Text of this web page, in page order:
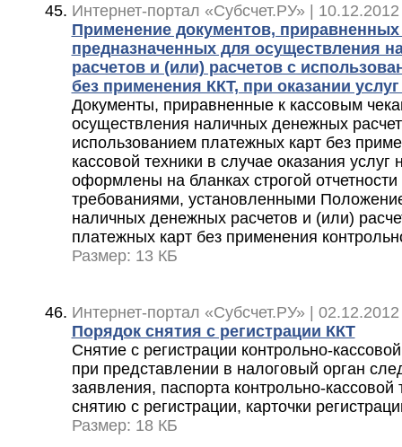
Интернет-портал «Субсчет.РУ» |
Применение документов,
предназначенных для осуществления
расчетов и (или) расчетов с
без применения ККТ, при оказании
Документы, приравненные к кассовым
осуществления наличных денежных
использованием платежных карт без
кассовой техники в случае оказания
оформлены на бланках строгой отчетности
требованиями, установленными
наличных денежных расчетов и (или)
платежных карт без применения
Размер: 13 КБ
Интернет-портал «Субсчет.РУ» |
Порядок снятия с регистрации ККТ
Снятие с регистрации контрольно-
при представлении в налоговый орган
заявления, паспорта контрольно-
снятию с регистрации, карточки
Размер: 18 КБ